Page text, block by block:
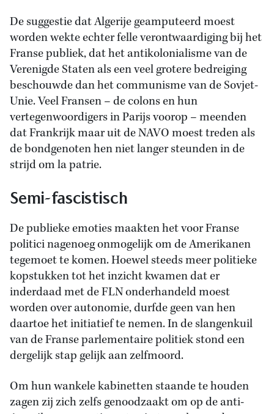
De suggestie dat Algerije geamputeerd moest
worden wekte echter felle verontwaardiging bij het
Franse publiek, dat het antikolonialisme van de
Verenigde Staten als een veel grotere bedreiging
beschouwde dan het communisme van de Sovjet-
Unie. Veel Fransen – de colons en hun
vertegenwoordigers in Parijs voorop – meenden
dat Frankrijk maar uit de NAVO moest treden als
de bondgenoten hen niet langer steunden in de
strijd om la patrie.
Semi-fascistisch
De publieke emoties maakten het voor Franse
politici nagenoeg onmogelijk om de Amerikanen
tegemoet te komen. Hoewel steeds meer politieke
kopstukken tot het inzicht kwamen dat er
inderdaad met de FLN onderhandeld moest
worden over autonomie, durfde geen van hen
daartoe het initiatief te nemen. In de slangenkuil
van de Franse parlementaire politiek stond een
dergelijk stap gelijk aan zelfmoord.
Om hun wankele kabinetten staande te houden
zagen zij zich zelfs genoodzaakt om op de anti-